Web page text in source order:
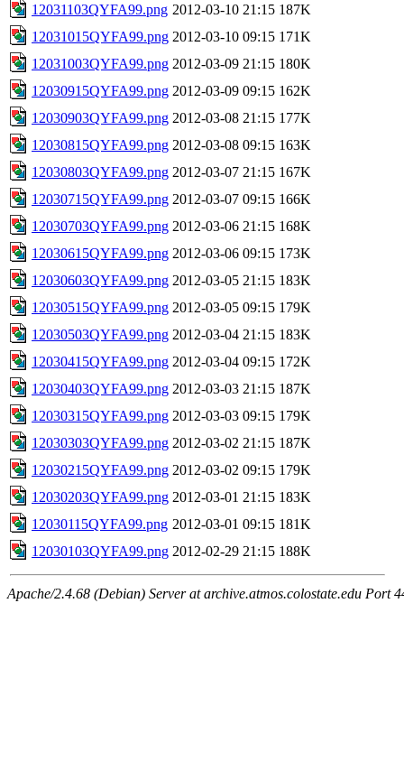
12031103QYFA99.png 2012-03-10 21:15 187K
12031015QYFA99.png 2012-03-10 09:15 171K
12031003QYFA99.png 2012-03-09 21:15 180K
12030915QYFA99.png 2012-03-09 09:15 162K
12030903QYFA99.png 2012-03-08 21:15 177K
12030815QYFA99.png 2012-03-08 09:15 163K
12030803QYFA99.png 2012-03-07 21:15 167K
12030715QYFA99.png 2012-03-07 09:15 166K
12030703QYFA99.png 2012-03-06 21:15 168K
12030615QYFA99.png 2012-03-06 09:15 173K
12030603QYFA99.png 2012-03-05 21:15 183K
12030515QYFA99.png 2012-03-05 09:15 179K
12030503QYFA99.png 2012-03-04 21:15 183K
12030415QYFA99.png 2012-03-04 09:15 172K
12030403QYFA99.png 2012-03-03 21:15 187K
12030315QYFA99.png 2012-03-03 09:15 179K
12030303QYFA99.png 2012-03-02 21:15 187K
12030215QYFA99.png 2012-03-02 09:15 179K
12030203QYFA99.png 2012-03-01 21:15 183K
12030115QYFA99.png 2012-03-01 09:15 181K
12030103QYFA99.png 2012-02-29 21:15 188K
Apache/2.4.68 (Debian) Server at archive.atmos.colostate.edu Port